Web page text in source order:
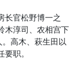
长官松野博一之
木淳司、农相宫下
高木、萩生田以
职。